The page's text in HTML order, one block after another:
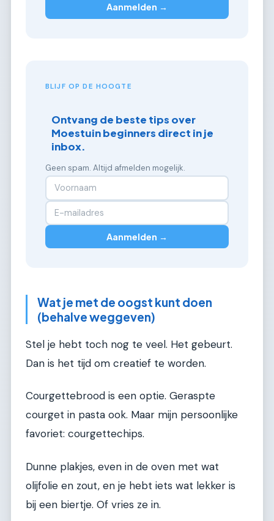
Aanmelden →
BLIJF OP DE HOOGTE
Ontvang de beste tips over
Moestuin beginners direct in je
inbox.
Geen spam. Altijd afmelden mogelijk.
Aanmelden →
Wat je met de oogst kunt doen
(behalve weggeven)
Stel je hebt toch nog te veel. Het gebeurt.
Dan is het tijd om creatief te worden.
Courgettebrood is een optie. Geraspte
courget in pasta ook. Maar mijn persoonlijke
favoriet: courgettechips.
Dunne plakjes, even in de oven met wat
olijfolie en zout, en je hebt iets wat lekker is
bij een biertje. Of vries ze in.